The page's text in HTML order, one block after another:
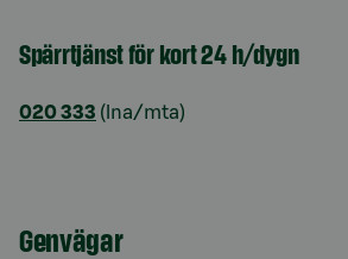
Spärrtjänst för kort 24 h/dygn
020 333 (lna/mta)
Genvägar